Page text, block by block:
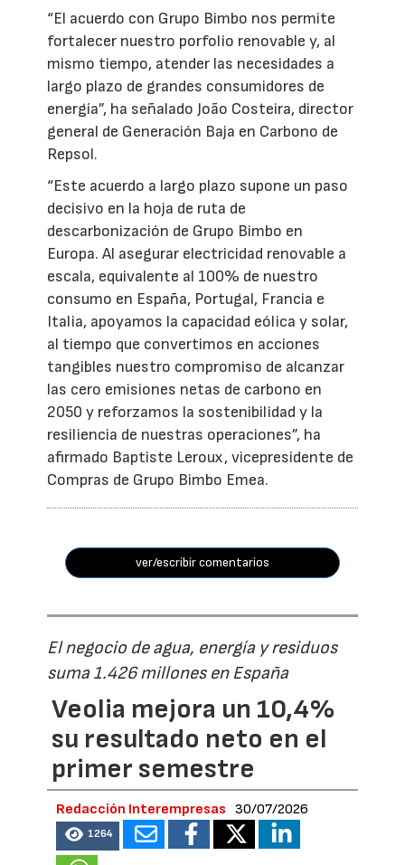
“El acuerdo con Grupo Bimbo nos permite
fortalecer nuestro porfolio renovable y, al
mismo tiempo, atender las necesidades a
largo plazo de grandes consumidores de
energía”, ha señalado João Costeira, director
general de Generación Baja en Carbono de
Repsol.
“Este acuerdo a largo plazo supone un paso
decisivo en la hoja de ruta de
descarbonización de Grupo Bimbo en
Europa. Al asegurar electricidad renovable a
escala, equivalente al 100% de nuestro
consumo en España, Portugal, Francia e
Italia, apoyamos la capacidad eólica y solar,
al tiempo que convertimos en acciones
tangibles nuestro compromiso de alcanzar
las cero emisiones netas de carbono en
2050 y reforzamos la sostenibilidad y la
resiliencia de nuestras operaciones”, ha
afirmado Baptiste Leroux, vicepresidente de
Compras de Grupo Bimbo Emea.
ver/escribir comentarios
El negocio de agua, energía y residuos
suma 1.426 millones en España
Veolia mejora un 10,4%
su resultado neto en el
primer semestre
Redacción Interempresas 30/07/2026
1264